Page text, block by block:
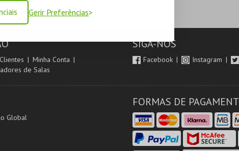
Gerir Preferências
Minha Conta
de Salas
SIGA-NOS
Facebook Instagram
Global
FORMAS DE